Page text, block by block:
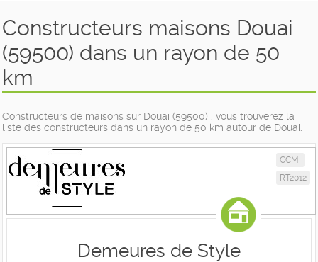
Constructeurs maisons Douai
(59500) dans un rayon de 50
km
Constructeurs de maisons sur Douai (59500) : vous trouverez la
liste des constructeurs dans un rayon de 50 km autour de Douai.
CCMI
RT2012
Demeures de Style